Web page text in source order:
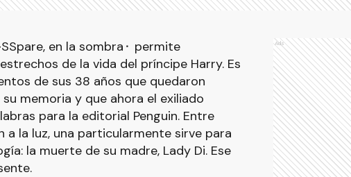
en la sombra⬝ permite
de la vida del príncipe Harry. Es
de sus 38 años que quedaron
memoria y que ahora el exiliado
para la editorial Penguin. Entre
a la luz, una particularmente sirve para
la muerte de su madre, Lady Di. Ese
Ads